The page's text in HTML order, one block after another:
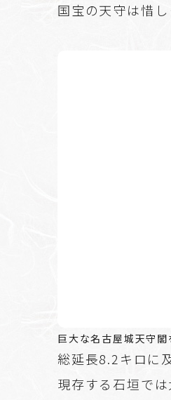
国宝の天守は惜
巨大な名古屋城天守
総延長8.2キロに
現存する石垣で